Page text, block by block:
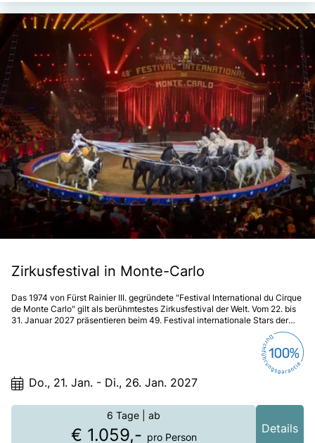
Zirkusfestival in Monte-Carlo
Das 1974 von Fürst Rainier III. gegründete "Festival International du Cirque
de Monte Carlo" gilt als berühmtestes Zirkusfestival der Welt. Vom 22. bis
31. Januar 2027 präsentieren beim 49. Festival internationale Stars der
Zirkuskunst ihr Können – ein Höhepunkt Ihrer Reise an die Blumenriviera.
Do., 21. Jan. - Di., 26. Jan. 2027
6 Tage | ab
€ 1.059,- pro Person
Details